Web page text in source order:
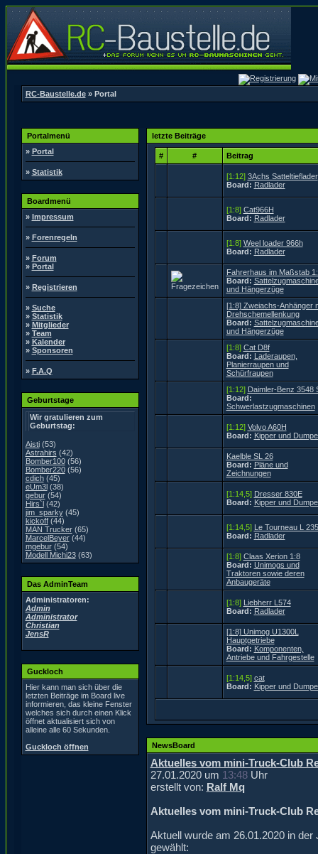
RC-Baustelle.de» Portal
Portalmenü
» Portal
» Statistik
Boardmenü
» Impressum
» Forenregeln
» Forum
» Portal
» Registrieren
» Suche
» Statistik
» Mitglieder
» Team
» Kalender
» Sponsoren
» F.A.Q
Geburtstage
Wir gratulieren zum
Geburtstag:
Aisti(53)
Astrahirs (42)
Bomber100(56)
Bomber220(56)
cdich(45)
eUm3l(38)
gebur(54)
Hirs`l(42)
jim_sparky(45)
kickoff(44)
MAN Trucker(65)
MarcelBeyer(44)
mgebur(54)
Modell Michi23(63)
Das AdminTeam
Administratoren:
Admin
Administrator
Christian
JensR
Guckloch
Hier kann man sich über die
letzten Beiträge im Board live
informieren, das kleine Fenster
welches sich durch einen Klick
öffnet aktualisiert sich von
alleine alle 60 Sekunden.
Guckloch öffnen
letzte Beiträge
# # Beitrag
[1:12] 3Achs Satteltieflader
Board: Radlader
[1:8] Cat966H
Board: Radlader
[1:8] Weel loader 966h
Board: Radlader
Fahrerhaus im Maßstab
Board:
und Hängerzüge
[1:8] Zweiachs-Anhänger
Drehschemellenkung
Board:
und Hängerzüge
[1:8] Cat D8f
Board: Laderaupen,
Planierraupen und
Schürfraupen
[1:12] Daimler-Benz 3548
Board:
Schwerlastzugmaschinen
[1:12] Volvo A60H
Board: Kipper und
Kaelble SL 26
Board: Pläne und
Zeichnungen
[1:14,5] Dresser 830E
Board: Kipper und
[1:14,5] Le Tourneau L
Board: Radlader
[1:8] Claas Xerion 1:8
Board: Unimogs und
Traktoren sowie deren
Anbaugeräte
[1:8] Liebherr L574
Board: Radlader
[1:8] Unimog U1300L
Hauptgetriebe
Board: Komponenten,
Antriebe und Fahrgestelle
[1:14,5] cat
Board: Kipper und
NewsBoard
Aktuelles vom mini-Truck-Club
27.01.2020 um 13:48Uhr
erstellt von: Ralf Mq
Aktuelles vom mini-Truck-Club
Aktuell wurde am 26.01.2020 in
gewählt: